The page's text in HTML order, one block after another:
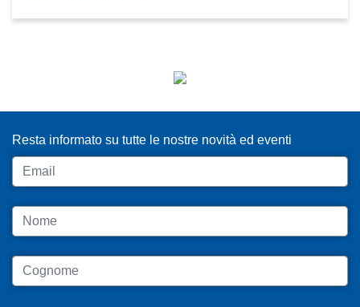
Resta informato su tutte le nostre novità ed eventi
Email
Nome
Cognome